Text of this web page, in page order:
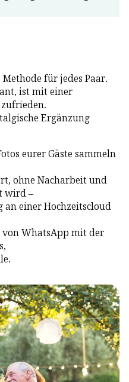
für jedes Paar.
ist mit einer
Ergänzung
eurer Gäste sammeln
ohne Nacharbeit und
wird –
einer Hochzeitscloud
WhatsApp mit der